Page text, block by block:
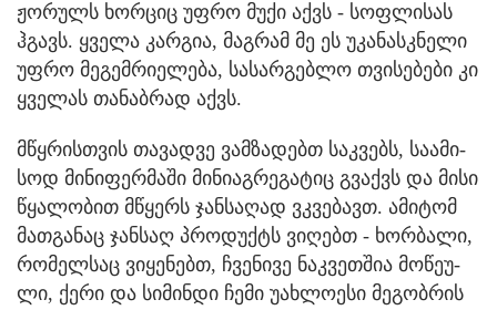
ჟო­რულს ხორ­ციც უფრო მუქი აქვს - სოფ­ლი­სას
ჰგავს. ყვე­ლა კარ­გია, მაგ­რამ მე ეს უკა­ნას­კნე­ლი
უფრო მე­გემ­რი­ე­ლე­ბა, სა­სარ­გებ­ლო თვი­სე­ბე­ბი კი
ყვე­ლას თა­ნაბ­რად აქვს.
მწყრის­თვის თა­ვად­ვე ვამ­ზა­დებთ საკ­ვებს, სა­ა­მი­
სოდ მი­ნი­ფერ­მა­ში მი­ნი­აგ­რე­გა­ტიც გვაქვს და მისი
წყა­ლო­ბით მწყერს ჯან­სა­ღად ვკვე­ბავთ. ამი­ტომ
მათ­გა­ნაც ჯან­საღ პრო­დუქტს ვი­ღებთ - ხორ­ბა­ლი,
რო­მელ­საც ვი­ყე­ნებთ, ჩვე­ნი­ვე ნაკ­ვეთ­შია მო­წე­უ­
ლი, ქერი და სი­მინ­დი ჩემი უახ­ლო­ე­სი მე­გობ­რის